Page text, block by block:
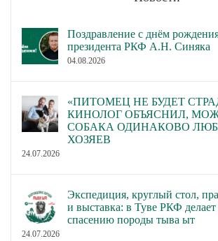
Поздравление с днём
президента РКФ А.Н. Синяка
04.08.2026
«ПИТОМЕЦ НЕ БУДЕТ
КИНОЛОГ ОБЪЯСНИЛ,
СОБАКА ОДИНАКОВО
ХОЗЯЕВ
24.07.2026
Экспедиция, круглый стол,
и выставка: в Туве РКФ
спасению породы тыва ыт
24.07.2026